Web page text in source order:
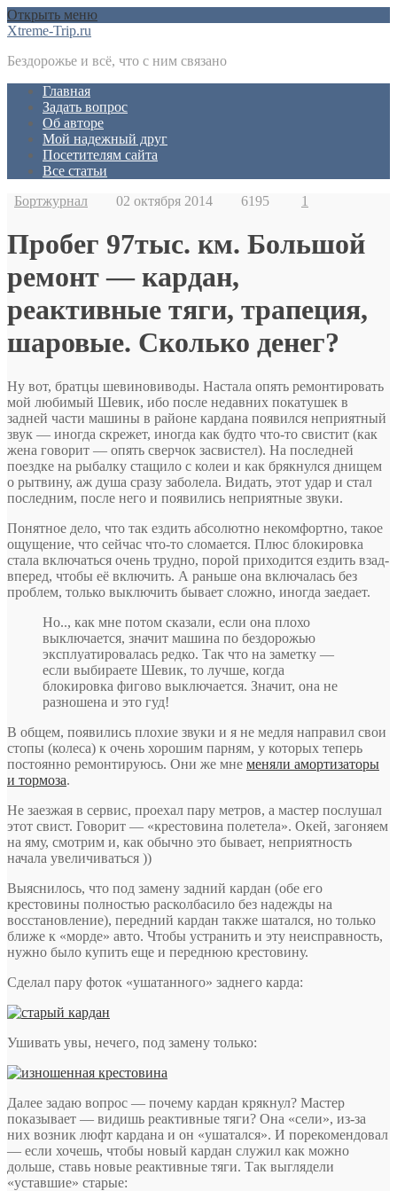
Открыть меню
Xtreme-Trip.ru
Бездорожье и всё, что с ним связано
Главная
Задать вопрос
Об авторе
Мой надежный друг
Посетителям сайта
Все статьи
Бортжурнал
02 октября 2014 6195 1
Пробег 97тыс. км. Большой
ремонт — кардан,
реактивные тяги, трапеция,
шаровые. Сколько денег?
Ну вот, братцы шевиновиводы. Настала опять ремонтировать
мой любимый Шевик, ибо после недавних покатушек в
задней части машины в районе кардана появился неприятный
звук — иногда скрежет, иногда как будто что-то свистит (как
жена говорит — опять сверчок засвистел). На последней
поездке на рыбалку стащило с колеи и как брякнулся днищем
о рытвину, аж душа сразу заболела. Видать, этот удар и стал
последним, после него и появились неприятные звуки.
Понятное дело, что так ездить абсолютно некомфортно, такое
ощущение, что сейчас что-то сломается. Плюс блокировка
стала включаться очень трудно, порой приходится ездить взад-
вперед, чтобы её включить. А раньше она включалась без
проблем, только выключить бывает сложно, иногда заедает.
Но.., как мне потом сказали, если она плохо
выключается, значит машина по бездорожью
эксплуатировалась редко. Так что на заметку —
если выбираете Шевик, то лучше, когда
блокировка фигово выключается. Значит, она не
разношена и это гуд!
В общем, появились плохие звуки и я не медля направил свои
стопы (колеса) к очень хорошим парням, у которых теперь
постоянно ремонтируюсь. Они же мне меняли амортизаторы
и тормоза.
Не заезжая в сервис, проехал пару метров, а мастер послушал
этот свист. Говорит — «крестовина полетела». Окей, загоняем
на яму, смотрим и, как обычно это бывает, неприятность
начала увеличиваться ))
Выяснилось, что под замену задний кардан (обе его
крестовины полностью расколбасило без надежды на
восстановление), передний кардан также шатался, но только
ближе к «морде» авто. Чтобы устранить и эту неисправность,
нужно было купить еще и переднюю крестовину.
Сделал пару фоток «ушатанного» заднего карда:
Ушивать увы, нечего, под замену только:
Далее задаю вопрос — почему кардан крякнул? Мастер
показывает — видишь реактивные тяги? Она «сели», из-за
них возник люфт кардана и он «ушатался». И порекомендовал
— если хочешь, чтобы новый кардан служил как можно
дольше, ставь новые реактивные тяги. Так выглядели
«уставшие» старые: